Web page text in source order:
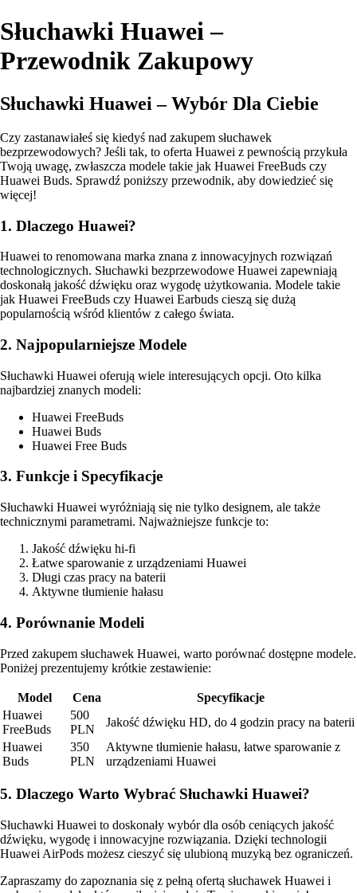
Słuchawki Huawei –
Przewodnik Zakupowy
Słuchawki Huawei – Wybór Dla Ciebie
Czy zastanawiałeś się kiedyś nad zakupem słuchawek
bezprzewodowych? Jeśli tak, to oferta Huawei z pewnością przykuła
Twoją uwagę, zwłaszcza modele takie jak Huawei FreeBuds czy
Huawei Buds. Sprawdź poniższy przewodnik, aby dowiedzieć się
więcej!
1. Dlaczego Huawei?
Huawei to renomowana marka znana z innowacyjnych rozwiązań
technologicznych. Słuchawki bezprzewodowe Huawei zapewniają
doskonałą jakość dźwięku oraz wygodę użytkowania. Modele takie
jak Huawei FreeBuds czy Huawei Earbuds cieszą się dużą
popularnością wśród klientów z całego świata.
2. Najpopularniejsze Modele
Słuchawki Huawei oferują wiele interesujących opcji. Oto kilka
najbardziej znanych modeli:
Huawei FreeBuds
Huawei Buds
Huawei Free Buds
3. Funkcje i Specyfikacje
Słuchawki Huawei wyróżniają się nie tylko designem, ale także
technicznymi parametrami. Najważniejsze funkcje to:
Jakość dźwięku hi-fi
Łatwe sparowanie z urządzeniami Huawei
Długi czas pracy na baterii
Aktywne tłumienie hałasu
4. Porównanie Modeli
Przed zakupem słuchawek Huawei, warto porównać dostępne modele.
Poniżej prezentujemy krótkie zestawienie:
Model Cena
Specyfikacje
Huawei
FreeBuds
500
PLN
Jakość dźwięku HD, do 4 godzin pracy na baterii
Huawei
Buds
350
PLN
Aktywne tłumienie hałasu, łatwe sparowanie z
urządzeniami Huawei
5. Dlaczego Warto Wybrać Słuchawki Huawei?
Słuchawki Huawei to doskonały wybór dla osób ceniących jakość
dźwięku, wygodę i innowacyjne rozwiązania. Dzięki technologii
Huawei AirPods możesz cieszyć się ulubioną muzyką bez ograniczeń.
Zapraszamy do zapoznania się z pełną ofertą słuchawek Huawei i